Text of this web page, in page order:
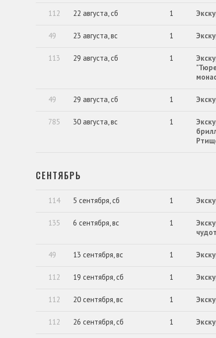
112 22 августа, сб 1
49 23 августа, вс 1
113 29 августа, сб 1
49 29 августа, сб 1
785 30 августа, вс 1
СЕНТЯБРЬ
114 5 сентября, сб 1
135 6 сентября, вс 1
49 13 сентября, вс 1
112 19 сентября, сб 1
112 20 сентября, вс 1
112 26 сентября, сб 1